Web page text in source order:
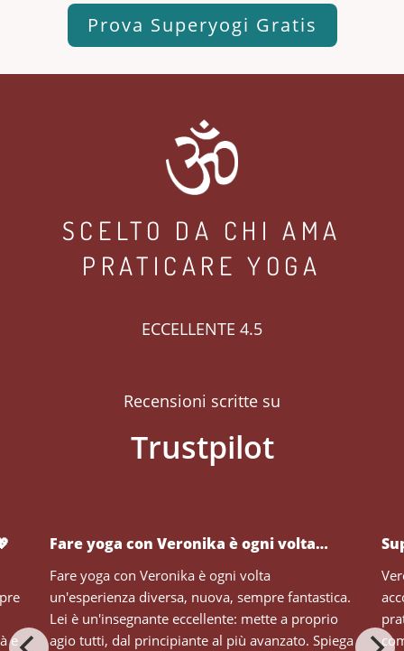
Prova Superyogi Gratis
SCELTO DA CHI AMA
PRATICARE YOGA
ECCELLENTE 4.5
Recensioni scritte su
Fare yoga con Veronika è ogni volta…
Fare yoga con Veronika è ogni volta
un'esperienza diversa, nuova, sempre fantastica.
Lei è un'insegnante eccellente: mette a proprio
agio tutti, dal principiante al più avanzato. Spiega
e